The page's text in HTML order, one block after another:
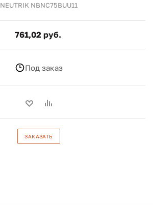
NEUTRIK NBNC75BUU11
761,02 руб.
Под заказ
ЗАКАЗАТЬ